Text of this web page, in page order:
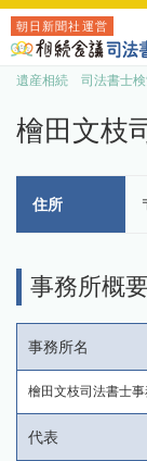
朝日新聞社運営
遺産相続 司法書士検
檜田文枝
住所
事務所概要
事務所名
檜田文枝司法書士
代表